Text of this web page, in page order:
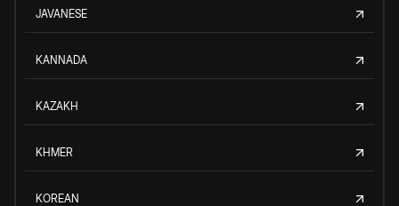
JAVANESE
KANNADA
KAZAKH
KHMER
KOREAN